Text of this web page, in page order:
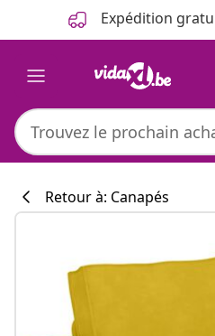
Expédition
Retour à: Canapés